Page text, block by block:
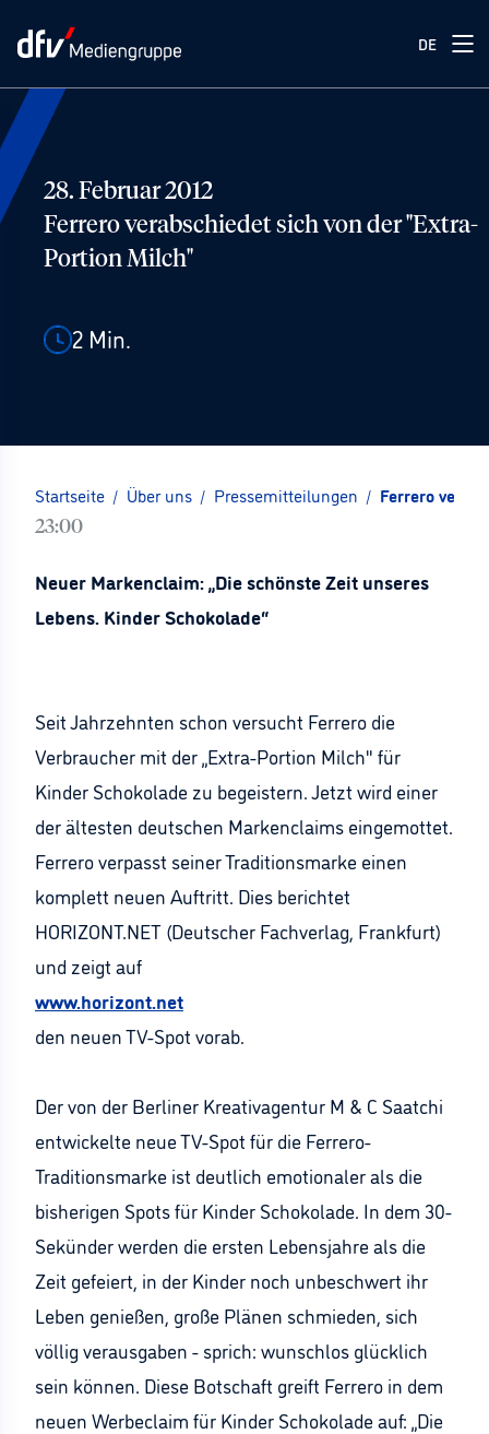
DE
28. Februar 2012
Ferrero verabschiedet sich von der "Extra-
Portion Milch"
2 Min.
Startseite / Über uns / Pressemitteilungen / Ferrero
23:00
Neuer Markenclaim: „Die schönste Zeit unseres
Lebens. Kinder Schokolade“
Seit Jahrzehnten schon versucht Ferrero die
Verbraucher mit der „Extra-Portion Milch" für
Kinder Schokolade zu begeistern. Jetzt wird einer
der ältesten deutschen Markenclaims eingemottet.
Ferrero verpasst seiner Traditionsmarke einen
komplett neuen Auftritt. Dies berichtet
HORIZONT.NET (Deutscher Fachverlag, Frankfurt)
und zeigt auf
www.horizont.net
den neuen TV-Spot vorab.
Der von der Berliner Kreativagentur M & C Saatchi
entwickelte neue TV-Spot für die Ferrero-
Traditionsmarke ist deutlich emotionaler als die
bisherigen Spots für Kinder Schokolade. In dem 30-
Sekünder werden die ersten Lebensjahre als die
Zeit gefeiert, in der Kinder noch unbeschwert ihr
Leben genießen, große Plänen schmieden, sich
völlig verausgaben - sprich: wunschlos glücklich
sein können. Diese Botschaft greift Ferrero in dem
neuen Werbeclaim für Kinder Schokolade auf: „Die